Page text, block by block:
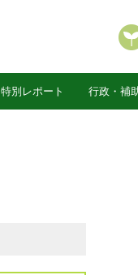
特別レポート 行政・補